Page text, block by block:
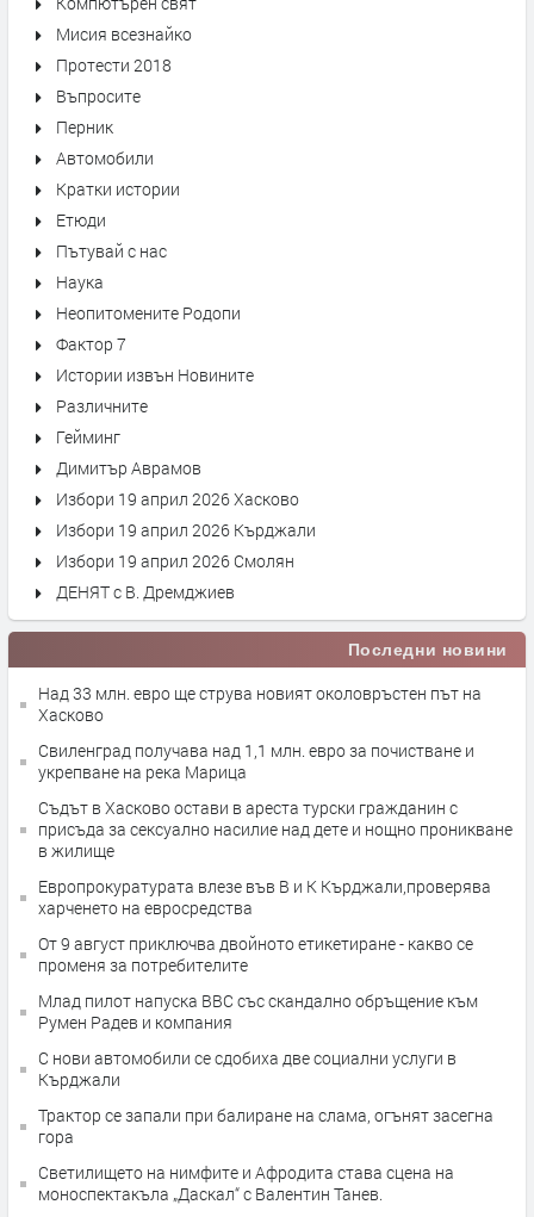
Мисия всезнайко
Протести 2018
Въпросите
Перник
Автомобили
Кратки истории
Етюди
Пътувай с нас
Наука
Неопитомените Родопи
Фактор 7
Истории извън Новините
Различните
Гейминг
Димитър Аврамов
Избори 19 април 2026 Хасково
Избори 19 април 2026 Кърджали
Избори 19 април 2026 Смолян
ДЕНЯТ с В. Дремджиев
Последни новини
Над 33 млн. евро ще струва новият околовръстен път на
Хасково
Свиленград получава над 1,1 млн. евро за почистване и
укрепване на река Марица
Съдът в Хасково остави в ареста турски гражданин с
присъда за сексуално насилие над дете и нощно проникване
в жилище
Европрокуратурата влезе във В и К Кърджали,проверява
харченето на евросредства
От 9 август приключва двойното етикетиране - какво се
променя за потребителите
Млад пилот напуска ВВС със скандално обръщение към
Румен Радев и компания
С нови автомобили се сдобиха две социални услуги в
Кърджали
Трактор се запали при балиране на слама, огънят засегна
гора
Светилището на нимфите и Афродита става сцена на
моноспектакъла „Даскал“ с Валентин Танев.